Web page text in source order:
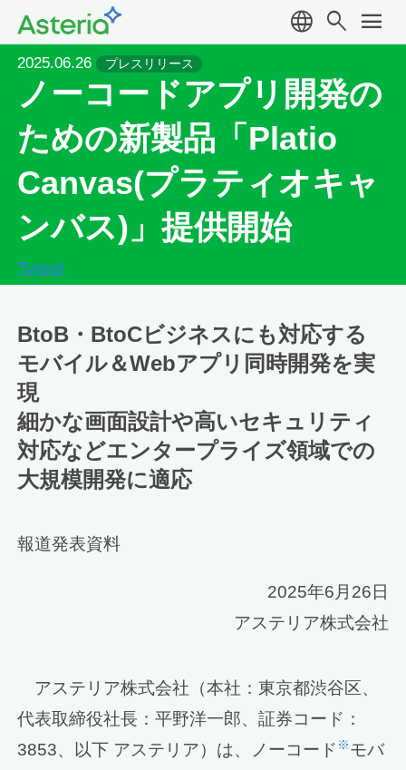
language search menu
2025.06.26 プレスリリース
ノーコードアプリ開発の
ための新製品「Platio
Canvas(プラティオキャ
ンバス)」提供開始
Tweet
BtoB・BtoCビジネスにも対応する
モバイル＆Webアプリ同時開発を実
現
細かな画面設計や高いセキュリティ
対応などエンタープライズ領域での
大規模開発に適応
報道発表資料
2025年6月26日
アステリア株式会社
アステリア株式会社（本社：東京都渋谷区、
代表取締役社長：平野洋一郎、証券コード：
3853、以下 アステリア）は、ノーコード ※モバ